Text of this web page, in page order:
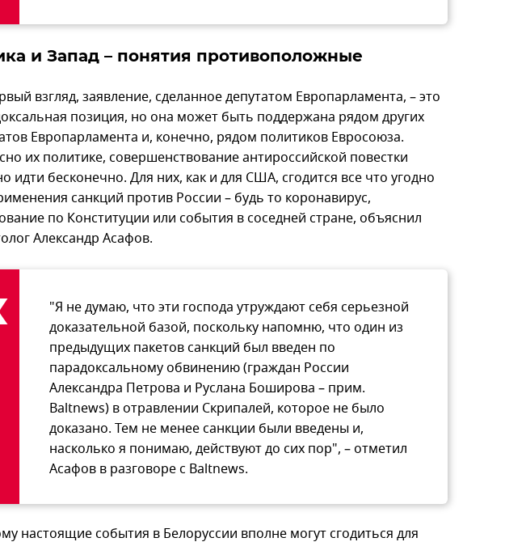
и Запад – понятия противоположные
взгляд, заявление, сделанное депутатом Европарламента, – это
позиция, но она может быть поддержана рядом других
Европарламента и, конечно, рядом политиков Евросоюза.
их политике, совершенствование антироссийской повестки
идти бесконечно. Для них, как и для США, сгодится все что угодно
санкций против России – будь то коронавирус,
по Конституции или события в соседней стране, объяснил
Александр Асафов.
"Я не думаю, что эти господа утруждают себя серьезной
доказательной базой, поскольку напомню, что один из
предыдущих пакетов санкций был введен по
парадоксальному обвинению (граждан России
Александра Петрова и Руслана Боширова – прим.
Baltnews) в отравлении Скрипалей, которое не было
доказано. Тем не менее санкции были введены и,
насколько я понимаю, действуют до сих пор", – отметил
Асафов в разговоре с Baltnews.
настоящие события в Белоруссии вполне могут сгодиться для